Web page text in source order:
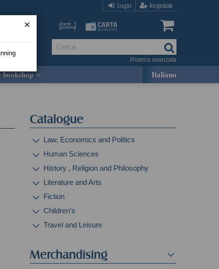
Login Registrati
Ricerca avanzata
bookshop Italiano
Catalogue
Law, Economics and Politics
Human Sciences
History , Religion and Philosophy
Literature and Arts
Fiction
Children's
Travel and Leisure
Merchandising